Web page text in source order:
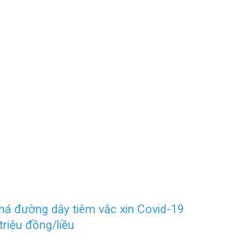
đường dây tiêm vắc xin Covid-19
đồng/liều